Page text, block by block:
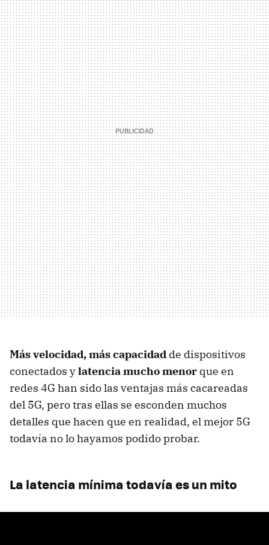
Más velocidad, más capacidad de dispositivos
conectados ylatencia mucho menor que en
redes 4G han sido las ventajas más cacareadas
del 5G, pero tras ellas se esconden muchos
detalles que hacen que en realidad, el mejor 5G
todavía no lo hayamos podido probar.
La latencia mínima todavía es un mito